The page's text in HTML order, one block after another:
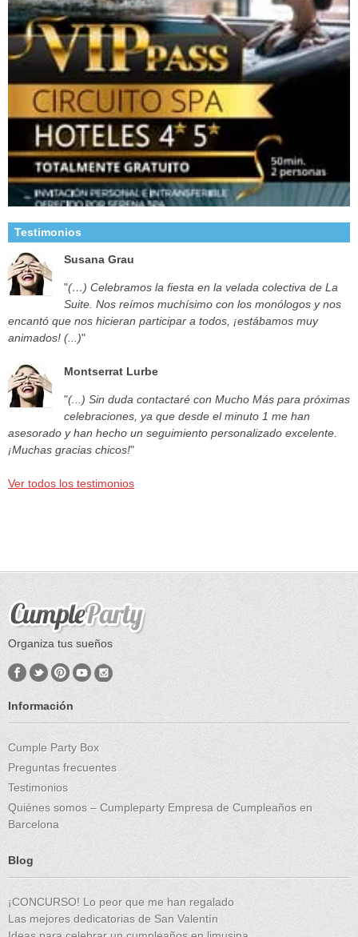
Testimonios
Susana Grau
"(…) Celebramos la fiesta en la velada colectiva de La
Suite. Nos reímos muchísimo con los monólogos y nos
encantó que nos hicieran participar a todos, ¡estábamos muy
animados! (...)"
Montserrat Lurbe
"(...) Sin duda contactaré con Mucho Más para próximas
celebraciones, ya que desde el minuto 1 me han
asesorado y han hecho un seguimiento personalizado excelente.
¡Muchas gracias chicos!"
Ver todos los testimonios
Organiza tus sueños
Información
Cumple Party Box
Preguntas frecuentes
Testimonios
Quiénes somos – Cumpleparty Empresa de Cumpleaños en
Barcelona
Blog
¡CONCURSO! Lo peor que me han regalado
Las mejores dedicatorias de San Valentín